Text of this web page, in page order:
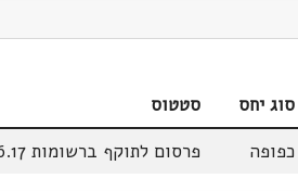
סוג יחס
סטטוס
כפופה פרסום לתוקף ברשומות 12.06.17